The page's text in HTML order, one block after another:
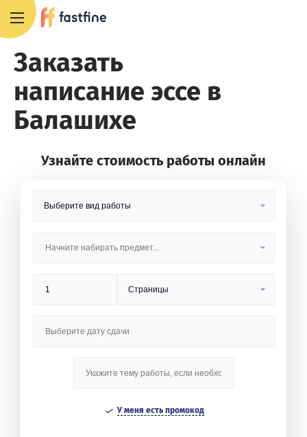
Заказать
написание эссе в
Балашихе
Узнайте стоимость работы онлайн
У меня есть промокод